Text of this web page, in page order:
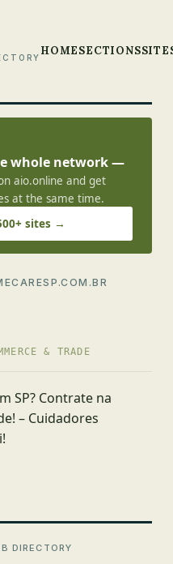
HOMESECTIONS
whole network —
aio.online and get
at the same time.
sites →
& TRADE
SP? Contrate na
– Cuidadores
DIRECTORY